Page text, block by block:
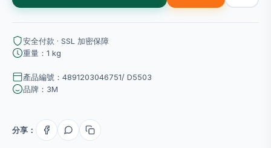
安全付款 · SSL 加密保障
重量：1 kg
產品編號：4891203046751/ D5503
品牌：3M
分享：